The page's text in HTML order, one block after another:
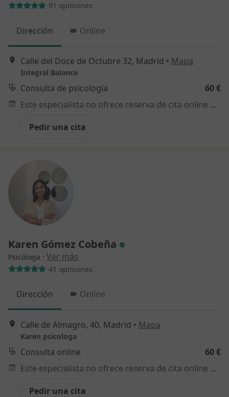
91 opiniones
Dirección Online
Calle del Doce de Octubre 32, Madrid • Mapa
Integral Balance
Consulta de psicología
60 €
Este especialista no ofrece reserva de cita online en esta dirección.
Pedir una cita
Karen Gómez Cobeña
Psicóloga · Ver más
41 opiniones
Dirección Online
Calle de Almagro, 40, Madrid • Mapa
Karen psicologa
Consulta online
60 €
Este especialista no ofrece reserva de cita online en esta dirección.
Pedir una cita